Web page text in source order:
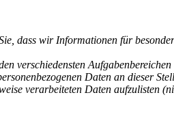
dass wir Informationen für
verschiedensten
Daten an dieser
verarbeiteten Daten aufzulisten